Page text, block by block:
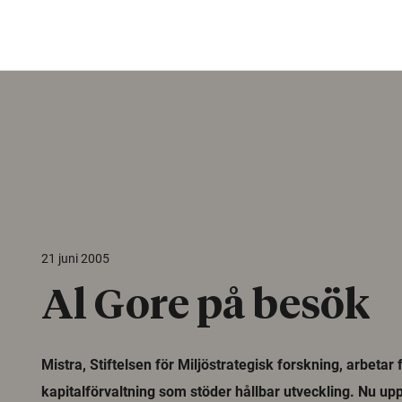
21 juni 2005
Al Gore på besök
Mistra, Stiftelsen för Miljöstrategisk forskning, arbetar
kapitalförvaltning som stöder hållbar utveckling. Nu